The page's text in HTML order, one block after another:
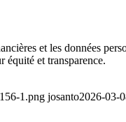
et les données
équité et transparence.
1.png josanto2026-03-